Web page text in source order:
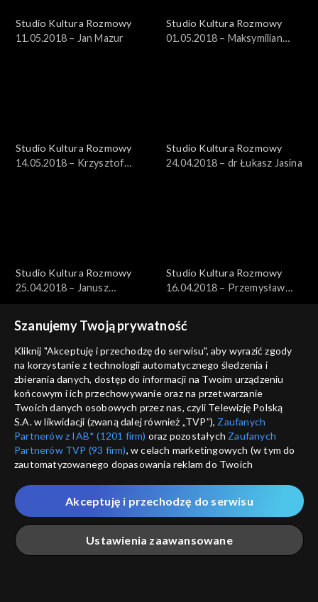
Studio Kultura Rozmowy
11.05.2018 – Jan Mazur
Studio Kultura Rozmowy
01.05.2018 – Maksymilian
Studio Kultura Rozmowy
14.05.2018 – Krzysztof
Studio Kultura Rozmowy
24.04.2018 – dr Łukasz Jasina
Studio Kultura Rozmowy
25.04.2018 – Janusz
Studio Kultura Rozmowy
16.04.2018 – Przemysław
Studio Kultura Rozmowy
23.04.2018 – Paweł Sołtys
Studio Kultura Rozmowy
12.04.2018 – Marcel Andino
Velez
Studio Kultura Rozmowy
13.04.2018, ks. prof.
Waldemar Chrostowski
Studio Kultura Rozmowy
18.04.2018 – Grzegorz
Szanujemy Twoją prywatność
Kliknij "Akceptuję i przechodzę do serwisu", aby wyrazić zgody
na korzystanie z technologii automatycznego śledzenia i
zbierania danych, dostęp do informacji na Twoim urządzeniu
końcowym i ich przechowywanie oraz na przetwarzanie
Twoich danych osobowych przez nas, czyli Telewizję Polską
S.A. w likwidacji (zwaną dalej również „TVP”), Zaufanych
Partnerów z IAB* (1201 firm) oraz pozostałych Zaufanych
Partnerów TVP (93 firm), w celach marketingowych (w tym do
zautomatyzowanego dopasowania reklam do Twoich
które wskazujemy poniżej, a także zgody na udostępnianie
przez nas identyfikatora PPID do Google.
Twoje dane osobowe zbierane podczas odwiedzania przez
Ciebie naszych
poszczególnych serwisówzwanych dalej
„Portalem”, w tym informacje zapisywane za pomocą
Ustawienia zaawansowane
Akceptuję i przechodzę do serwisu